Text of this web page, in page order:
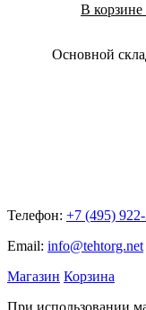
В корзине
Основной
Телефон: +7 (495)
Email: info@tehtorg.net
Магазин Корзина
При использовании